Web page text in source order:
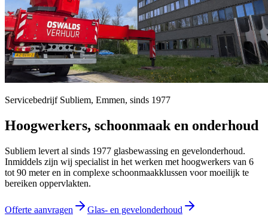
Servicebedrijf Subliem, Emmen, sinds 1977
Hoogwerkers, schoonmaak en onderhoud
Subliem levert al sinds 1977 glasbewassing en gevelonderhoud.
Inmiddels zijn wij specialist in het werken met hoogwerkers van 6
tot 90 meter en in complexe schoonmaakklussen voor moeilijk te
bereiken oppervlakten.
Offerte aanvragen
Glas- en gevelonderhoud